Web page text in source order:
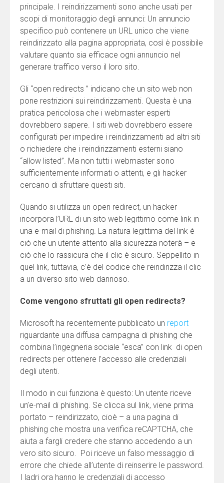
principale. I reindirizzamenti sono anche usati per
scopi di monitoraggio degli annunci: Un annuncio
specifico può contenere un URL unico che viene
reindirizzato alla pagina appropriata, così è possibile
valutare quanto sia efficace ogni annuncio nel
generare traffico verso il loro sito.
Gli “open redirects ” indicano che un sito web non
pone restrizioni sui reindirizzamenti. Questa è una
pratica pericolosa che i webmaster esperti
dovrebbero sapere. I siti web dovrebbero essere
configurati per impedire i reindirizzamenti ad altri siti
o richiedere che i reindirizzamenti esterni siano
“allow listed”. Ma non tutti i webmaster sono
sufficientemente informati o attenti, e gli hacker
cercano di sfruttare questi siti.
Quando si utilizza un open redirect, un hacker
incorpora l’URL di un sito web legittimo come link in
una e-mail di phishing. La natura legittima del link è
ciò che un utente attento alla sicurezza noterà – e
ciò che lo rassicura che il clic è sicuro. Seppellito in
quel link, tuttavia, c’è del codice che reindirizza il clic
a un diverso sito web dannoso.
Come vengono sfruttati gli open redirects?
Microsoft ha recentemente pubblicato un report
riguardante una diffusa campagna di phishing che
combina l’ingegneria sociale “esca” con link di open
redirects per ottenere l’accesso alle credenziali
degli utenti.
Il modo in cui funziona è questo: Un utente riceve
un’e-mail di phishing. Se clicca sul link, viene prima
portato – reindirizzato, cioè – a una pagina di
phishing che mostra una verifica reCAPTCHA, che
aiuta a fargli credere che stanno accedendo a un
vero sito sicuro. Poi riceve un falso messaggio di
errore che chiede all’utente di reinserire le password.
I ladri ora hanno le credenziali di accesso